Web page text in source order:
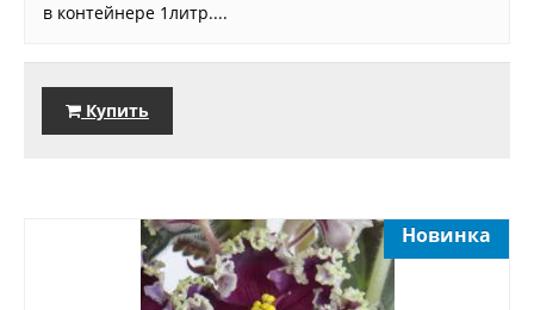
в контейнере 1литр....
Купить
Новинка